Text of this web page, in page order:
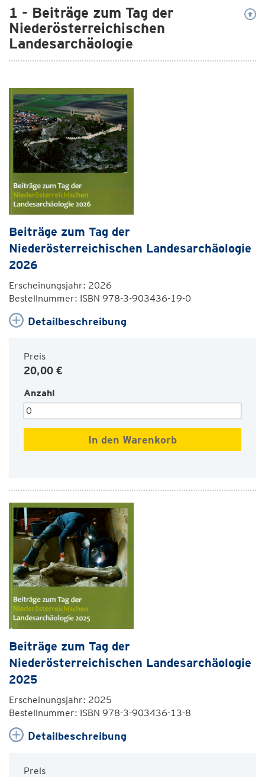
1 - Beiträge zum Tag der
Niederösterreichischen
Landesarchäologie
Beiträge zum Tag der
Niederösterreichischen Landesarchäologie
2026
Erscheinungsjahr: 2026
Bestellnummer: ISBN 978-3-903436-19-0
Detailbeschreibung
Preis
20,00 €
Anzahl
Beiträge zum Tag der
Niederösterreichischen Landesarchäologie
2025
Erscheinungsjahr: 2025
Bestellnummer: ISBN 978-3-903436-13-8
Detailbeschreibung
Preis